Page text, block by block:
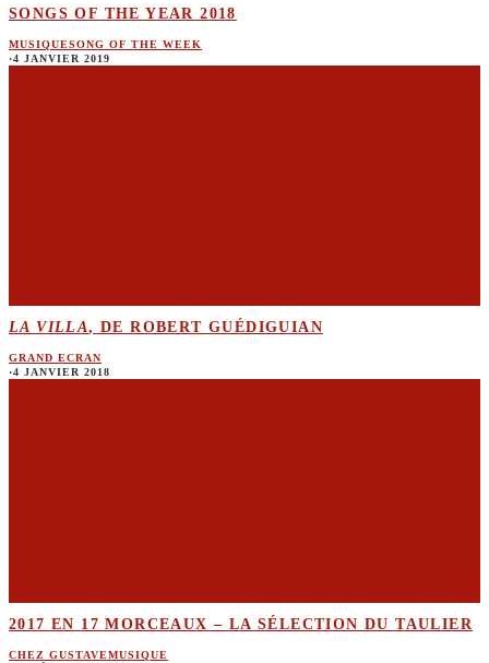
SONGS OF THE YEAR 2018
MUSIQUESONG OF THE WEEK
·4 JANVIER 2019
LA VILLA, DE ROBERT GUÉDIGUIAN
GRAND ECRAN
·4 JANVIER 2018
2017 EN 17 MORCEAUX – LA SÉLECTION DU TAULIER
CHEZ GUSTAVEMUSIQUE